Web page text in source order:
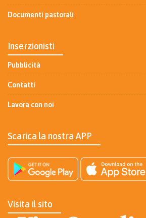
Documenti pastorali
Inserzionisti
Pubblicità
Contatti
Lavora con noi
Scarica la nostra APP
Visita il sito